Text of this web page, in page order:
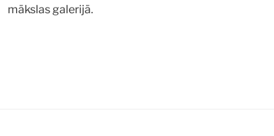
mākslas galerijā.